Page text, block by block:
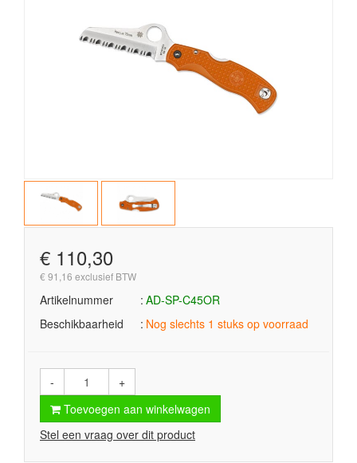
€ 110,30
€ 91,16 exclusief BTW
Artikelnummer
AD-SP-C45OR
Beschikbaarheid
Nog slechts 1 stuks op voorraad
-
+
Toevoegen aan winkelwagen
Stel een vraag over dit product